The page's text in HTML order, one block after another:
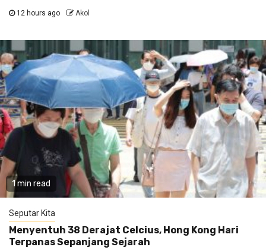
12 hours ago Akol
1 min read
Seputar Kita
Menyentuh 38 Derajat Celcius, Hong Kong Hari
Terpanas Sepanjang Sejarah